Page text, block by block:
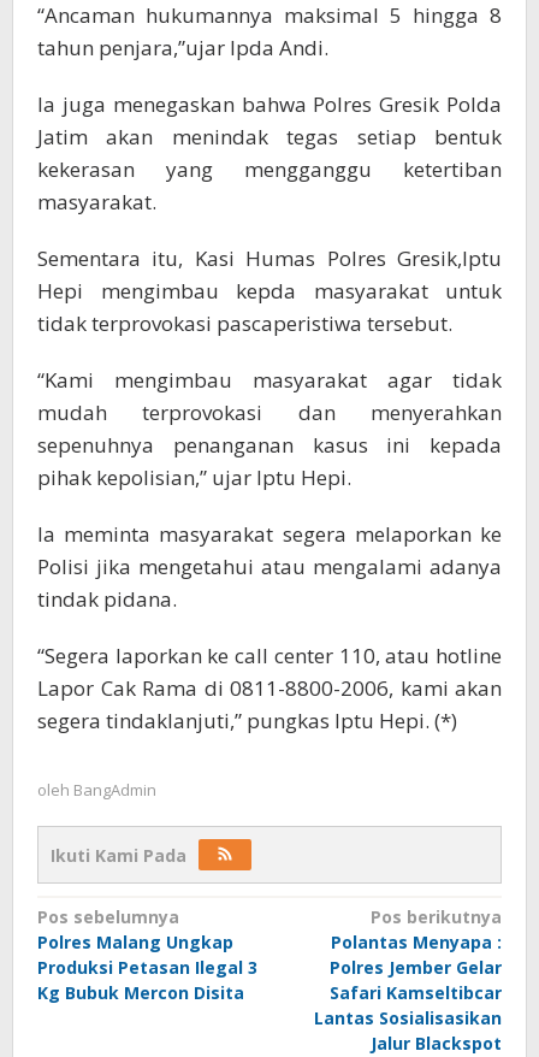
“Ancaman hukumannya maksimal 5 hingga 8
tahun penjara,”ujar Ipda Andi.
Ia juga menegaskan bahwa Polres Gresik Polda
Jatim akan menindak tegas setiap bentuk
kekerasan yang mengganggu ketertiban
masyarakat.
Sementara itu, Kasi Humas Polres Gresik,Iptu
Hepi mengimbau kepda masyarakat untuk
tidak terprovokasi pascaperistiwa tersebut.
“Kami mengimbau masyarakat agar tidak
mudah terprovokasi dan menyerahkan
sepenuhnya penanganan kasus ini kepada
pihak kepolisian,” ujar Iptu Hepi.
Ia meminta masyarakat segera melaporkan ke
Polisi jika mengetahui atau mengalami adanya
tindak pidana.
“Segera laporkan ke call center 110, atau hotline
Lapor Cak Rama di 0811-8800-2006, kami akan
segera tindaklanjuti,” pungkas Iptu Hepi. (*)
oleh BangAdmin
Ikuti Kami Pada
Navigasi
pos
Pos sebelumnya
Polres Malang Ungkap
Produksi Petasan Ilegal 3
Kg Bubuk Mercon Disita
Pos berikutnya
Polantas Menyapa :
Polres Jember Gelar
Safari Kamseltibcar
Lantas Sosialisasikan
Jalur Blackspot